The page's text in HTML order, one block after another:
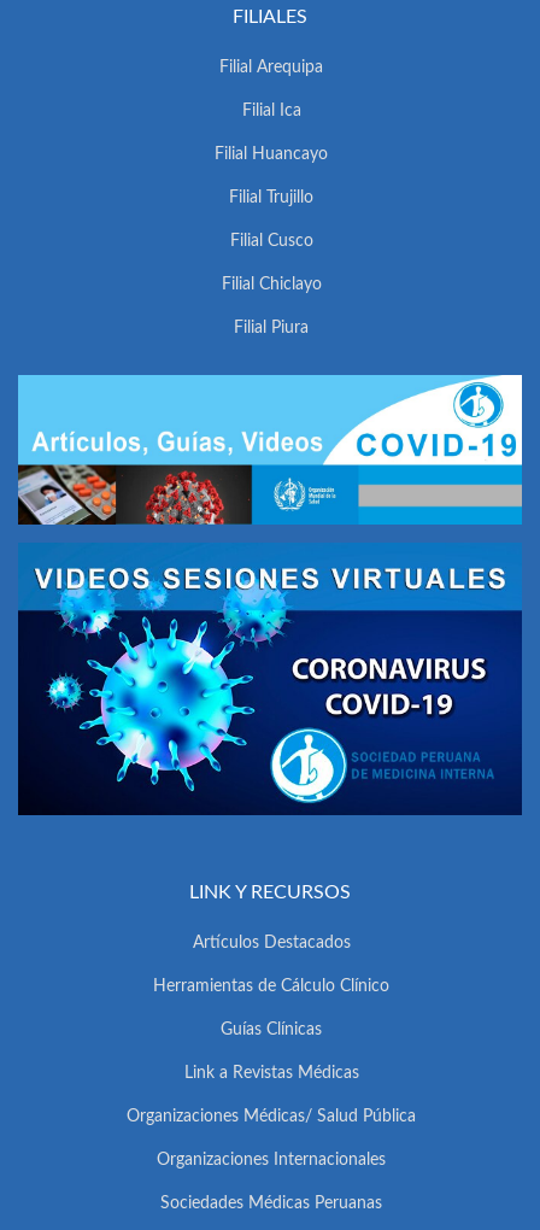
FILIALES
Filial Arequipa
Filial Ica
Filial Huancayo
Filial Trujillo
Filial Cusco
Filial Chiclayo
Filial Piura
LINK Y RECURSOS
Artículos Destacados
Herramientas de Cálculo Clínico
Guías Clínicas
Link a Revistas Médicas
Organizaciones Médicas/ Salud Pública
Organizaciones Internacionales
Sociedades Médicas Peruanas